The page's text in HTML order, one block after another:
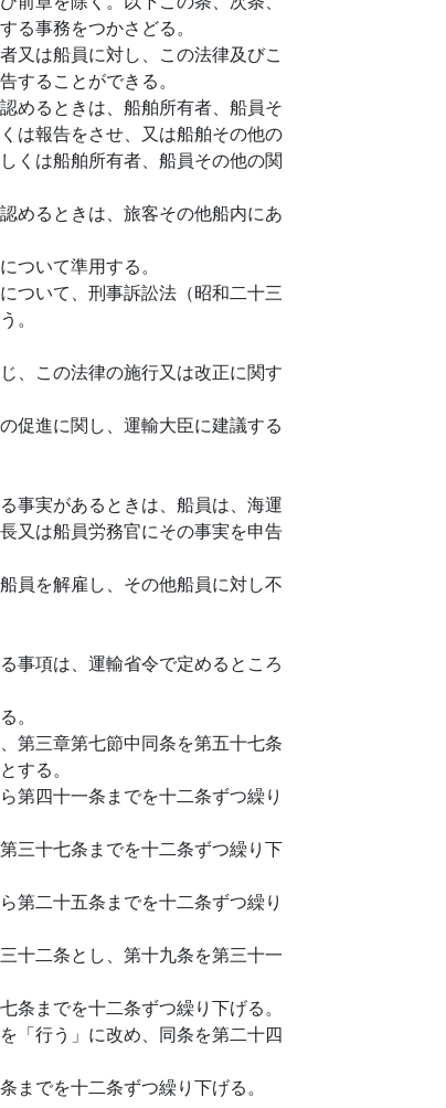
る事務をつかさどる。
又は船員に対し、この法律及びこ
することができる。
めるときは、船舶所有者、船員そ
は報告をさせ、又は船舶その他の
くは船舶所有者、船員その他の関
めるときは、旅客その他船内にあ
ついて準用する。
ついて、刑事訴訟法（昭和二十三
。
、この法律の施行又は改正に関す
促進に関し、運輸大臣に建議する
事実があるときは、船員は、海運
又は船員労務官にその事実を申告
員を解雇し、その他船員に対し不
事項は、運輸省令で定めるところ
。
第三章第七節中同条を第五十七条
する。
第四十一条までを十二条ずつ繰り
三十七条までを十二条ずつ繰り下
第二十五条までを十二条ずつ繰り
十二条とし、第十九条を第三十一
までを十二条ずつ繰り下げる。
「行う」に改め、同条を第二十四
でを十二条ずつ繰り下げる。